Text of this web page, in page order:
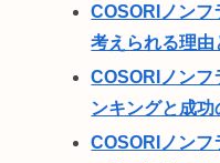
COSORIノンフ
考えられる理
COSORIノンフ
ンキングと成功
COSORIノンフ